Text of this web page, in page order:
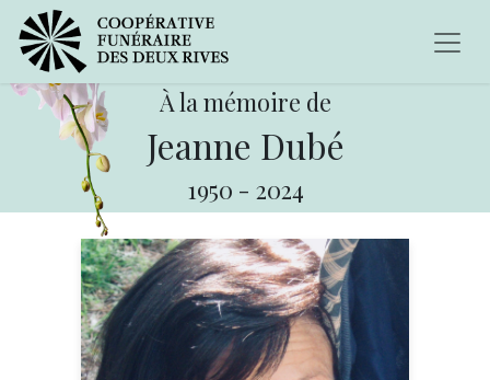
À la mémoire de
Jeanne Dubé
1950 - 2024